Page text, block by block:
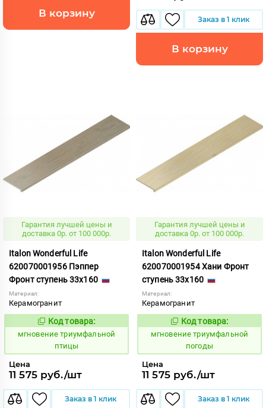
В корзину
Заказ в 1 клик
В корзину
Гарантия лучшей цены и
доставка 0р. от 100 000р.
Italon Wonderful Life
620070001956 Пэппер
Фронт ступень 33x160
Материал:
Керамогранит
950573
Код товара:
мгновение триумфальной
птицы
Цена
11 575 руб./шт
Заказ в 1 клик
Гарантия лучшей цены и
доставка 0р. от 100 000р.
Italon Wonderful Life
620070001954 Хани Фронт
ступень 33x160
Материал:
Керамогранит
950571
Код товара:
мгновение триумфальной
погоды
Цена
11 575 руб./шт
Заказ в 1 клик